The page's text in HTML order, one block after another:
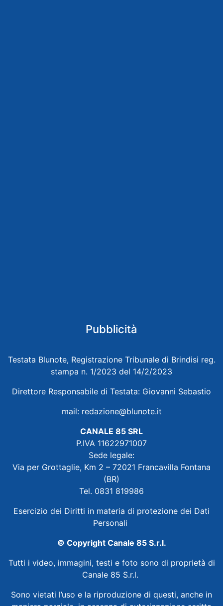
Pubblicità
Testata Blunote, Registrazione Tribunale di Brindisi reg.
stampa n. 1/2023 del 14/2/2023
Direttore Responsabile di Testata: Giovanni Sebastio
mail: redazione@blunote.it
CANALE 85 SRL
P.IVA 11622971007
Sede legale:
Via per Grottaglie, Km 2 – 72021 Francavilla Fontana
(BR)
Tel. 0831 819986
Esercizio dei Diritti in materia di protezione dei Dati
Personali
© Copyright Canale 85 S.r.l.
Tutti i video, immagini, testi e foto sono di proprietà di
Canale 85 S.r.l.
Sono vietati l’uso e la riproduzione di questi, anche in